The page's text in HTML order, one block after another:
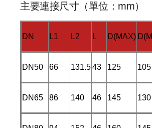
主要連接尺寸（單位：mm）
DN L1 L2 L D(MAX)
DN50 66 131.543 125 105
DN65 86 140 46 145 130